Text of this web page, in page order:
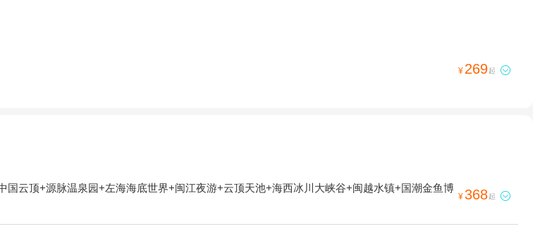
¥ 269起 
云顶+源脉温泉园+左海海底世界+闽江夜游+云顶天池+海西冰川大峡谷+闽越水镇+国潮金鱼博
¥368起 